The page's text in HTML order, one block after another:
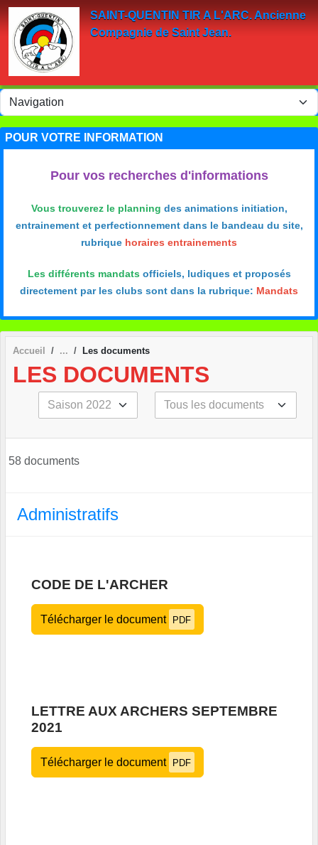
SAINT-QUENTIN TIR A L'ARC. Ancienne
Compagnie de Saint Jean.
Accueil Les documents
LES DOCUMENTS
58 documents
Administratifs
CODE DE L'ARCHER
Télécharger le document PDF
LETTRE AUX ARCHERS SEPTEMBRE
2021
Télécharger le document PDF
POUR VOTRE INFORMATION
Pour vos recherches d'informations
Vous trouverez le planning des animations initiation,
entrainement et perfectionnement dans le bandeau du site,
rubrique horaires entrainements
Les différents mandatsofficiels, ludiques et proposés
directement par les clubs sont dans la rubrique: Mandats
Panneau de gestion des cookies